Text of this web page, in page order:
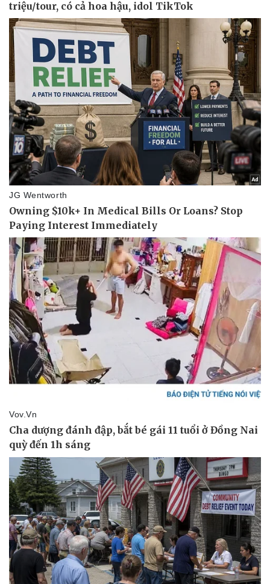
Pháp luật
Vụ án
Tin nóng
Tư vấn luật
Quân sự - Quốc phòng
Vũ khí
Việt Nam
Phân tích